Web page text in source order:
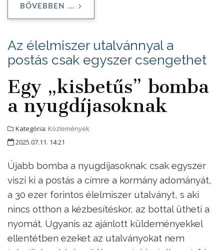
BŐVEBBEN ...
Az élelmiszer utalvánnyal a
postás csak egyszer csengethet
Egy „kisbetűs” bomba
a nyugdíjasoknak
Kategória: Közlemények
2025.07.11. 14:21
Újabb bomba a nyugdíjasoknak: csak egyszer
viszi ki a postás a címre a kormány adományát,
a 30 ezer forintos élelmiszer utalványt, s aki
nincs otthon a kézbesítéskor, az bottal ütheti a
nyomát. Ugyanis az ajánlott küldeményekkel
ellentétben ezeket az utalványokat nem